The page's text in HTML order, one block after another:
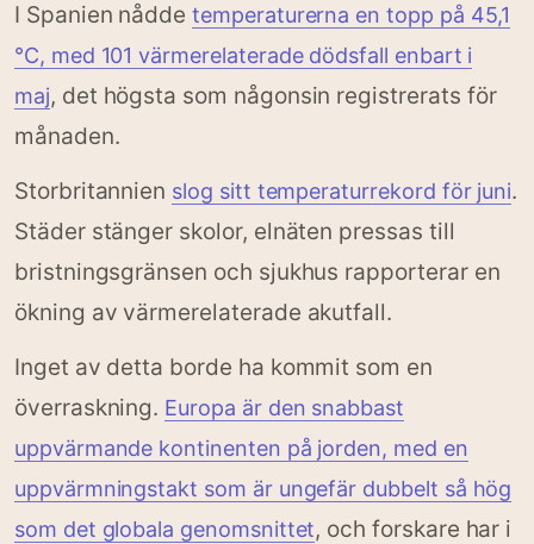
I Spanien nåddetemperaturerna en topp på 45,1
°C, med 101 värmerelaterade dödsfall enbart i
maj, det högsta som någonsin registrerats för
månaden.
Storbritannien slog sitt temperaturrekord för juni.
Städer stänger skolor, elnäten pressas till
bristningsgränsen och sjukhus rapporterar en
ökning av värmerelaterade akutfall.
Inget av detta borde ha kommit som en
överraskning. Europa är den snabbast
uppvärmande kontinenten på jorden, med en
uppvärmningstakt som är ungefär dubbelt så hög
som det globala genomsnittet, och forskare har i